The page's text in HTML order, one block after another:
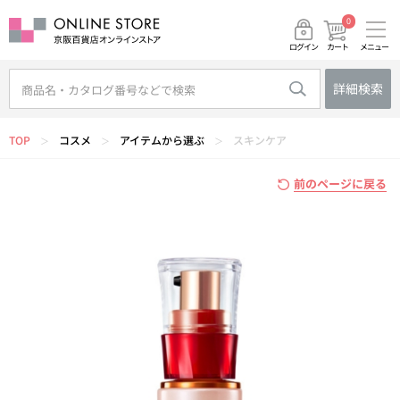
ログイン カート
0
メニュー
詳細検索
TOP ＞ コスメ ＞ アイテムから選ぶ ＞ スキンケア
前のページに戻る